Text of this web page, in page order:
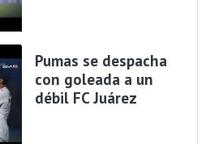
Pumas se despacha
con goleada a un
débil FC Juárez